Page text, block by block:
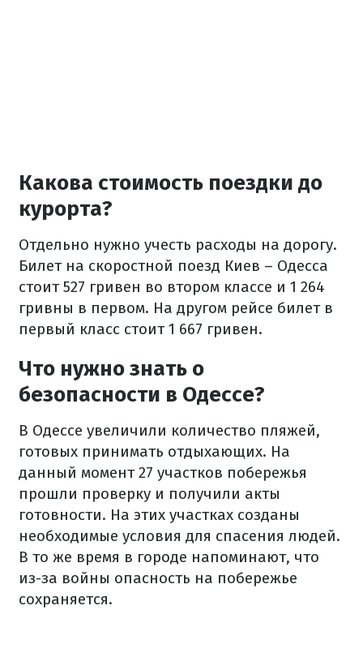
Какова стоимость поездки до
курорта?
Отдельно нужно учесть расходы на дорогу.
Билет на скоростной поезд Киев – Одесса
стоит 527 гривен во втором классе и 1 264
гривны в первом. На другом рейсе билет в
первый класс стоит 1 667 гривен.
Что нужно знать о
безопасности в Одессе?
В Одессе увеличили количество пляжей,
готовых принимать отдыхающих. На
данный момент 27 участков побережья
прошли проверку и получили акты
готовности. На этих участках созданы
необходимые условия для спасения людей.
В то же время в городе напоминают, что
из-за войны опасность на побережье
сохраняется.